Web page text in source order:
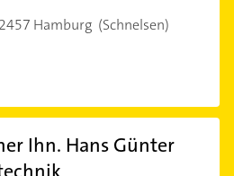
Hamburg (Schnelsen)
Ihn. Hans Günter